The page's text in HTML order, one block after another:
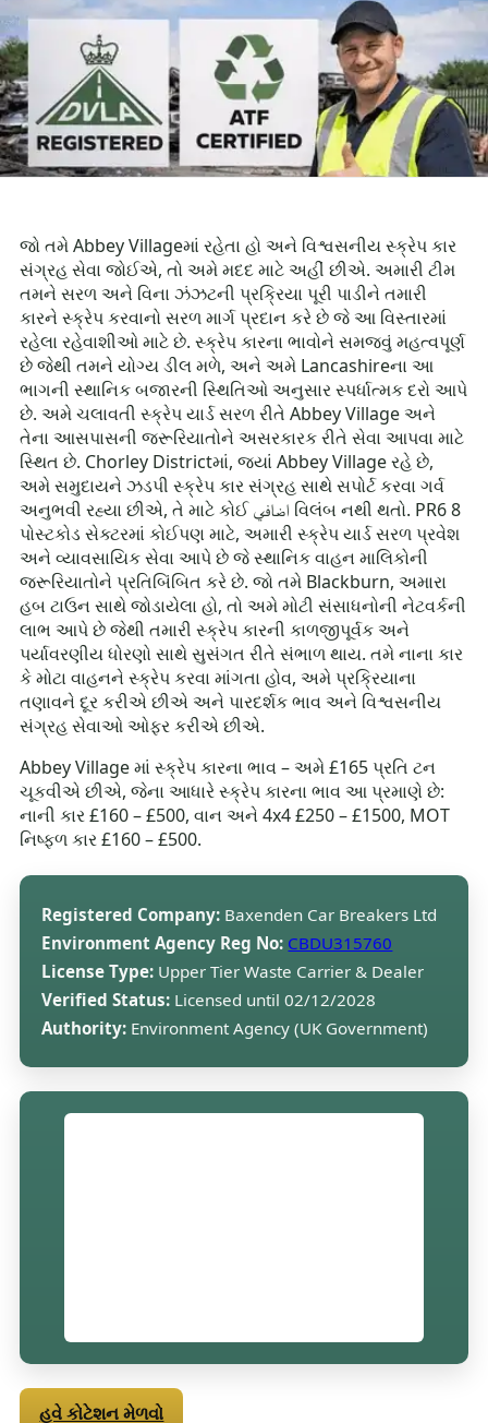
જો તમે Abbey Villageમાં રહેતા હો અને વિશ્વસનીય સ્ક્રેપ કાર
સંગ્રહ સેવા જોઈએ, તો અમે મદદ માટે અહીં છીએ. અમારી ટીમ
તમને સરળ અને વિના ઝંઝટની પ્રક્રિયા પૂરી પાડીને તમારી
કારને સ્ક્રેપ કરવાનો સરળ માર્ગ પ્રદાન કરે છે જે આ વિસ્તારમાં
રહેલા રહેવાશીઓ માટે છે. સ્ક્રેપ કારના ભાવોને સમજવું મહત્વપૂર્ણ
છે જેથી તમને યોગ્ય ડીલ મળે, અને અમે Lancashireના આ
ભાગની સ્થાનિક બજારની સ્થિતિઓ અનુસાર સ્પર્ધાત્મક દરો આપે
છે. અમે ચલાવતી સ્ક્રેપ યાર્ડ સરળ રીતે Abbey Village અને
તેના આસપાસની જરૂરિયાતોને અસરકારક રીતે સેવા આપવા માટે
સ્થિત છે. Chorley Districtમાં, જ્યાં Abbey Village રહે છે,
અમે સમુદાયને ઝડપી સ્ક્રેપ કાર સંગ્રહ સાથે સપોર્ટ કરવા ગર્વ
અનુભવી રહ્યા છીએ, તે માટે કોઈ اضافي વિલંબ નથી થતો. PR6 8
પોસ્ટકોડ સેક્ટરમાં કોઈપણ માટે, અમારી સ્ક્રેપ યાર્ડ સરળ પ્રવેશ
અને વ્યાવસાયિક સેવા આપે છે જે સ્થાનિક વાહન માલિકોની
જરૂરિયાતોને પ્રતિબિંબિત કરે છે. જો તમે Blackburn, અમારા
હબ ટાઉન સાથે જોડાયેલા હો, તો અમે મોટી સંસાધનોની નેટવર્કની
લાભ આપે છે જેથી તમારી સ્ક્રેપ કારની કાળજીપૂર્વક અને
પર્યાવરણીય ધોરણો સાથે સુસંગત રીતે સંભાળ થાય. તમે નાના કાર
કે મોટા વાહનને સ્ક્રેપ કરવા માંગતા હોવ, અમે પ્રક્રિયાના
તણાવને દૂર કરીએ છીએ અને પારદર્શક ભાવ અને વિશ્વસનીય
સંગ્રહ સેવાઓ ઓફર કરીએ છીએ.
Abbey Village માં સ્ક્રેપ કારના ભાવ – અમે £165 પ્રતિ ટન
ચૂકવીએ છીએ, જેના આધારે સ્ક્રેપ કારના ભાવ આ પ્રમાણે છે:
નાની કાર £160 – £500, વાન અને 4x4 £250 – £1500, MOT
નિષ્ફળ કાર £160 – £500.
Registered Company: Baxenden Car Breakers Ltd
Environment Agency Reg No: CBDU315760
License Type: Upper Tier Waste Carrier & Dealer
Verified Status: Licensed until 02/12/2028
Authority: Environment Agency (UK Government)
હવે કોટેશન મેળવો